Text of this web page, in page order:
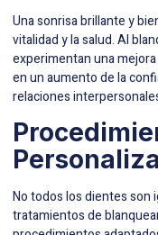
Una sonrisa brillante y
vitalidad y la salud. Al
experimentan una
en un aumento de la
relaciones
No todos los dientes son
tratamientos de